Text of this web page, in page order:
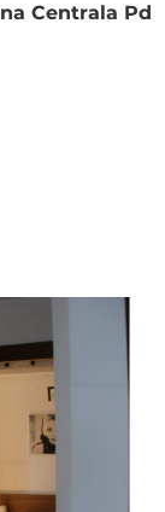
Centrala Pd